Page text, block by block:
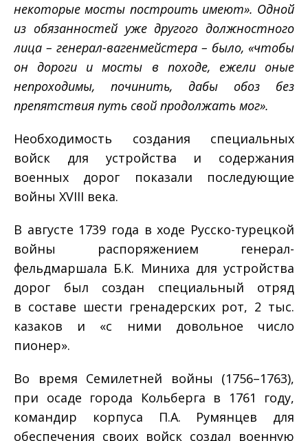
некоторые мосты построить имеют». Одной
из обязанностей уже другого должностного
лица – генерал-вагенмейстера – было, «чтобы
он дороги и мосты в походе, ежели оные
непроходимы, починить, дабы обоз без
препятствия путь свой продолжать мог».
Необходимость создания специальных
войск для устройства и содержания
военных дорог показали последующие
войны XVIII века.
В августе 1739 года в ходе Русско-турецкой
войны распоряжением генерал-
фельдмаршала Б.К. Миниха для устройства
дорог был создан специальный отряд
в составе шести гренадерских рот, 2 тыс.
казаков и «с ними довольное число
пионер».
Во время Семилетней войны (1756–1763),
при осаде города Кольберга в 1761 году,
командир корпуса П.А. Румянцев для
обеспечения своих войск создал военную